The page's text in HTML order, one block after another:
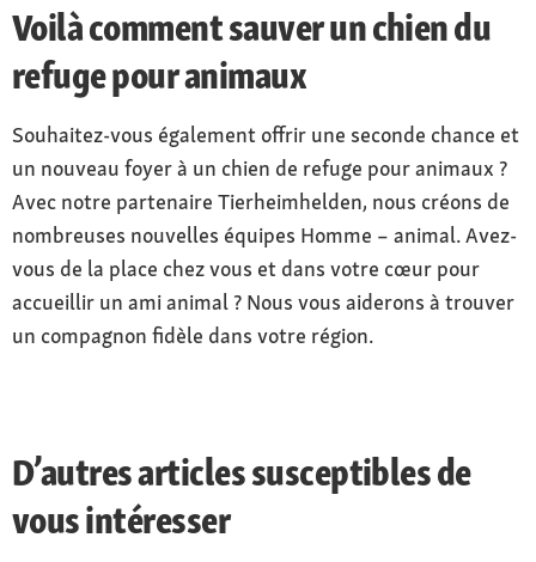
Voilà comment sauver un chien du
refuge pour animaux
Souhaitez-vous également offrir une seconde chance et
un nouveau foyer à un chien de refuge pour animaux ?
Avec notre partenaire Tierheimhelden, nous créons de
nombreuses nouvelles équipes Homme – animal. Avez-
vous de la place chez vous et dans votre cœur pour
accueillir un ami animal ? Nous vous aiderons à trouver
un compagnon fidèle dans votre région.
D’autres articles susceptibles de
vous intéresser